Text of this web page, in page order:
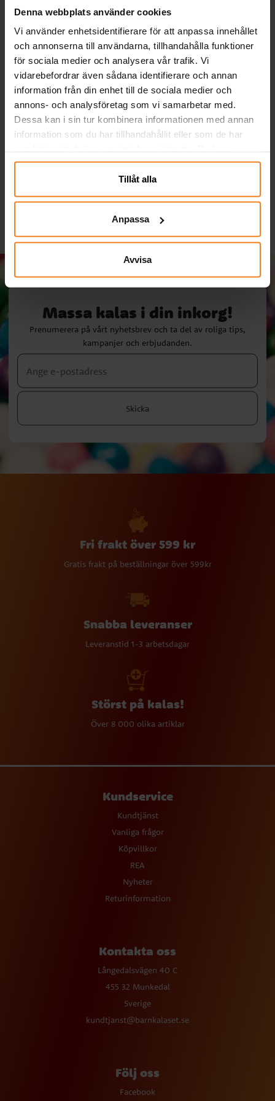
Denna webbplats använder cookies
Vi använder enhetsidentifierare för att anpassa innehållet
och annonserna till användarna, tillhandahålla funktioner
för sociala medier och analysera vår trafik. Vi
vidarebefordrar även sådana identifierare och annan
information från din enhet till de sociala medier och
annons- och analysföretag som vi samarbetar med.
Dessa kan i sin tur kombinera informationen med annan
information som du har tillhandahållit eller som de har
närsomhelst ändra ditt samtycke.
Tillåt alla
Anpassa
Avvisa
Enhörning - Tatueringar
6-pack
Pris:5,00 kr
5,00 kr
Tatueringar med
fjärilsmotiv 6-pack
Pris:5,00 kr
5,00 kr
Massa kalas i din inkorg!
Prenumerera på vårt nyhetsbrev och ta del av roliga tips,
kampanjer och erbjudanden.
Skicka
Fri frakt över 599 kr
Gratis frakt på beställningar över 599kr
Snabba leveranser
Leveranstid 1-3 arbetsdagar
Störst på kalas!
Över 8 000 olika artiklar
Kundservice
Kundtjänst
Vanliga frågor
Köpvillkor
REA
Nyheter
Returinformation
Kontakta oss
Långedalsvägen 40 C
455 32 Munkedal
Sverige
kundtjanst@barnkalaset.se
Följ oss
Facebook